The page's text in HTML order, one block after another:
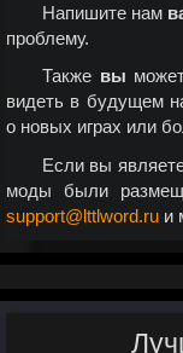
Напишите нам
проблему.
Также вы
видеть в будущем
о новых играх или
Если вы
моды были
support@lttlword.ru и